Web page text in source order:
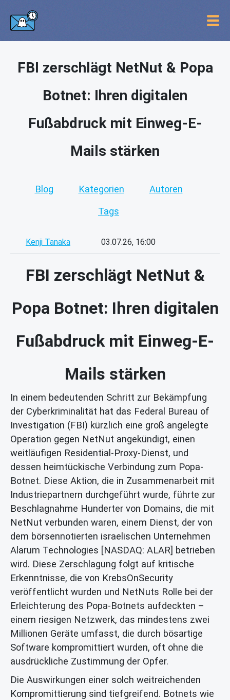
FBI zerschlägt NetNut & Popa
Botnet: Ihren digitalen
Fußabdruck mit Einweg-E-
Mails stärken
Blog Kategorien Autoren
Tags
Kenji Tanaka 03.07.26, 16:00
FBI zerschlägt NetNut &
Popa Botnet: Ihren digitalen
Fußabdruck mit Einweg-E-
Mails stärken
In einem bedeutenden Schritt zur Bekämpfung
der Cyberkriminalität hat das Federal Bureau of
Investigation (FBI) kürzlich eine groß angelegte
Operation gegen NetNut angekündigt, einen
weitläufigen Residential-Proxy-Dienst, und
dessen heimtückische Verbindung zum Popa-
Botnet. Diese Aktion, die in Zusammenarbeit mit
Industriepartnern durchgeführt wurde, führte zur
Beschlagnahme Hunderter von Domains, die mit
NetNut verbunden waren, einem Dienst, der von
dem börsennotierten israelischen Unternehmen
Alarum Technologies [NASDAQ: ALAR] betrieben
wird. Diese Zerschlagung folgt auf kritische
Erkenntnisse, die von KrebsOnSecurity
veröffentlicht wurden und NetNuts Rolle bei der
Erleichterung des Popa-Botnets aufdeckten –
einem riesigen Netzwerk, das mindestens zwei
Millionen Geräte umfasst, die durch bösartige
Software kompromittiert wurden, oft ohne die
ausdrückliche Zustimmung der Opfer.
Die Auswirkungen einer solch weitreichenden
Kompromittierung sind tiefgreifend. Botnets wie